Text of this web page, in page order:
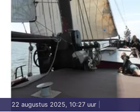
22 augustus 2025, 10:27 uur